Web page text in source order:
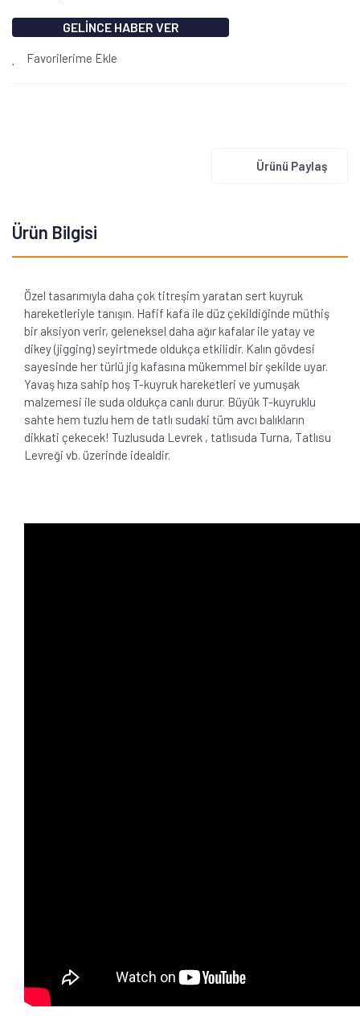
GELİNCE HABER VER
Favorilerime Ekle
Ürünü Paylaş
Ürün Bilgisi
Özel tasarımıyla daha çok titreşim yaratan sert kuyruk
hareketleriyle tanışın. Hafif kafa ile düz çekildiğinde müthiş
bir aksiyon verir, geleneksel daha ağır kafalar ile yatay ve
dikey (jigging) seyirtmede oldukça etkilidir. Kalın gövdesi
sayesinde her türlü jig kafasına mükemmel bir şekilde uyar.
Yavaş hıza sahip hoş T-kuyruk hareketleri ve yumuşak
malzemesi ile suda oldukça canlı durur. Büyük T-kuyruklu
sahte hem tuzlu hem de tatlı sudaki tüm avcı balıkların
dikkati çekecek! Tuzlusuda Levrek , tatlısuda Turna, Tatlısu
Levreği vb. üzerinde idealdir.